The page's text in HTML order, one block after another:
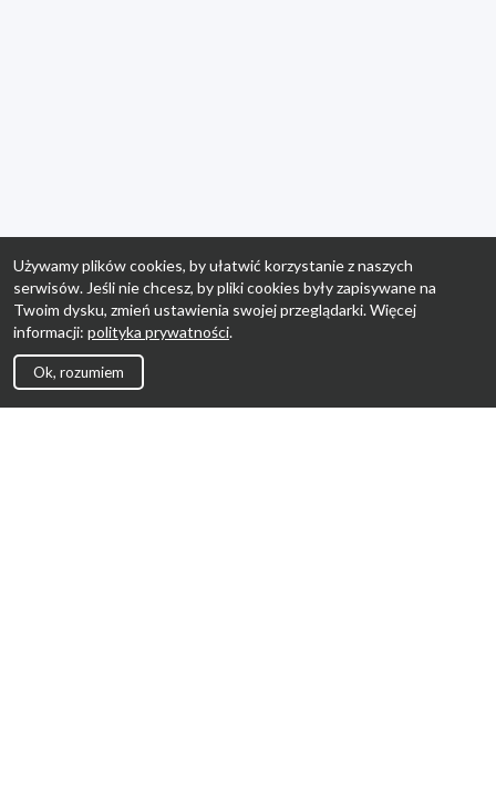
Używamy plików cookies, by ułatwić korzystanie z naszych
serwisów. Jeśli nie chcesz, by pliki cookies były zapisywane na
Twoim dysku, zmień ustawienia swojej przeglądarki. Więcej
informacji: polityka prywatności.
Ok, rozumiem